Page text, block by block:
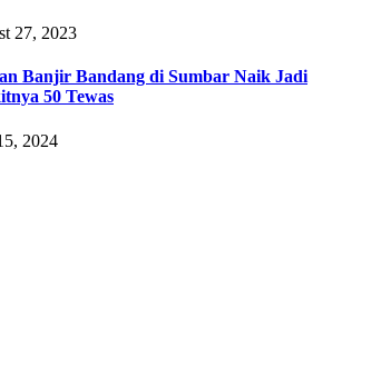
27, 2023
Banjir Bandang di Sumbar Naik Jadi
50 Tewas
2024